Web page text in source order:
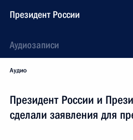
Президент России
Аудиозаписи
Аудио
Президент России и
сделали заявления для